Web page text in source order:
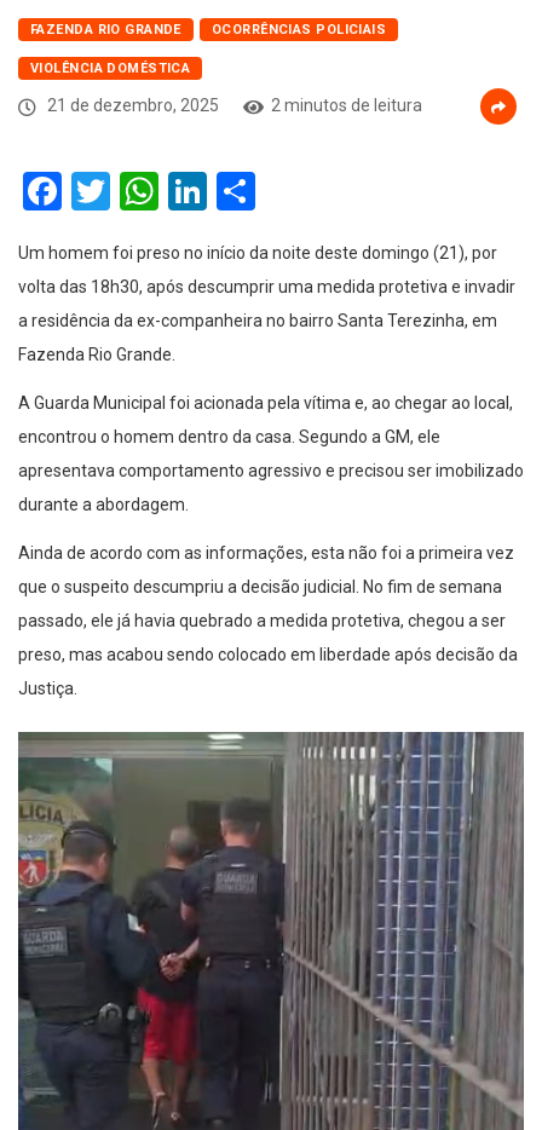
FAZENDA RIO GRANDE OCORRÊNCIAS POLICIAIS
VIOLÊNCIA DOMÉSTICA
21 de dezembro, 2025 2 minutos de leitura
Facebook
Twitter
WhatsApp
LinkedIn
Um homem foi preso no início da noite deste domingo (21), por
volta das 18h30, após descumprir uma medida protetiva e invadir
a residência da ex-companheira no bairro Santa Terezinha, em
Fazenda Rio Grande.
A Guarda Municipal foi acionada pela vítima e, ao chegar ao local,
encontrou o homem dentro da casa. Segundo a GM, ele
apresentava comportamento agressivo e precisou ser imobilizado
durante a abordagem.
Ainda de acordo com as informações, esta não foi a primeira vez
que o suspeito descumpriu a decisão judicial. No fim de semana
passado, ele já havia quebrado a medida protetiva, chegou a ser
preso, mas acabou sendo colocado em liberdade após decisão da
Justiça.